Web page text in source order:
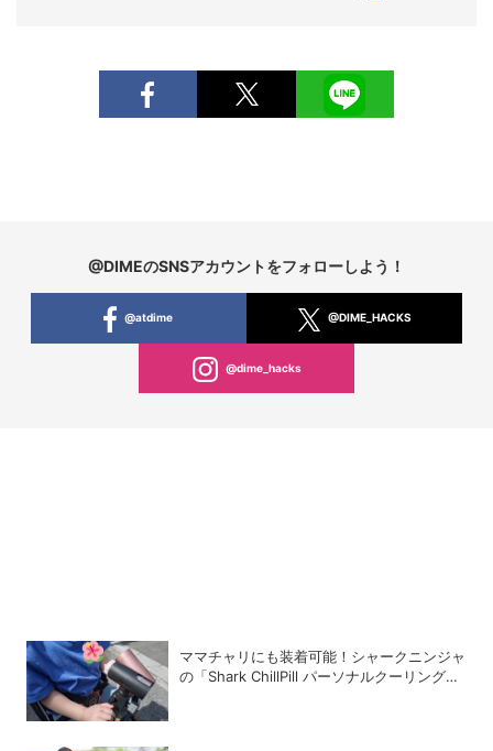
@DIMEのSNSアカウントをフォローしよう！
@atdime @DIME_HACKS
@dime_hacks
ママチャリにも装着可能！シャークニンジャ
の「Shark ChillPill パーソナルクーリングフ